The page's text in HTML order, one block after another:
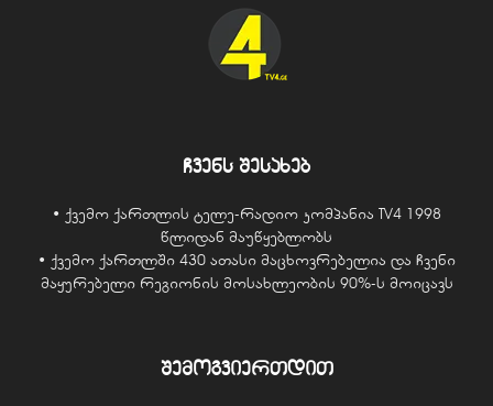
ჩვენს შესახებ
• ქვემო ქართლის ტელე-რადიო კომპანია TV4 1998
წლიდან მაუწყებლობს
• ქვემო ქართლში 430 ათასი მაცხოვრებელია და ჩვენი
მაყურებელი რეგიონის მოსახლეობის 90%-ს მოიცავს
შემოგვიერთდით